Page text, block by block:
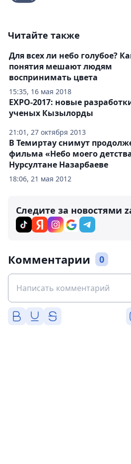
Читайте также
15:35, 16 мая 2018
Для всех ли небо голубое?
понятия мешают людям
воспринимать цвета
21:01, 27 октября 2013
ЕXPO-2017: новые
ученых Кызылорды
18:06, 21 мая 2012
В Темиртау снимут
фильма «Небо моего
Нурсултане Назарбаеве
Следите за новостями
Комментарии 0